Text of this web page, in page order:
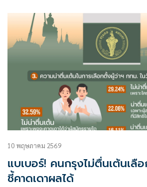
10 พฤษภาคม 2569
แบเบอร์! คนกรุงไม่ตื่นเต้นเลื
ชี้คาดเดาผลได้